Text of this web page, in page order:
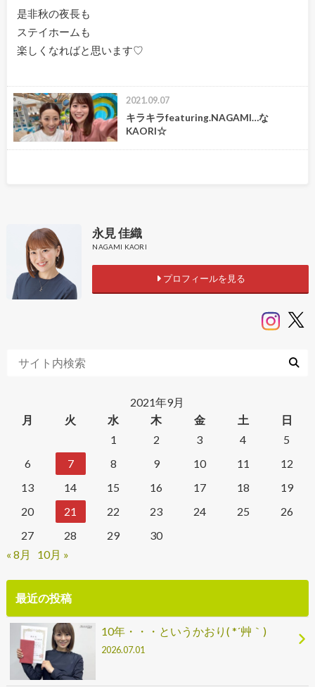
是非秋の夜長も
ステイホームも
楽しくなればと思います♡
2021.09.07
キラキラfeaturing.NAGAMI…な
KAORI☆
永見 佳織
NAGAMI KAORI
プロフィールを見る
2021年9月
月
火 水 木 金 土
日
1
2 3 4
5
6
7 8 9 10 11
12
13
14 15 16 17 18
19
20
21 22 23 24 25
26
27
28 29
30
« 8月
10月 »
最近の投稿
10年・・・というかおり( *´艸｀)
2026.07.01